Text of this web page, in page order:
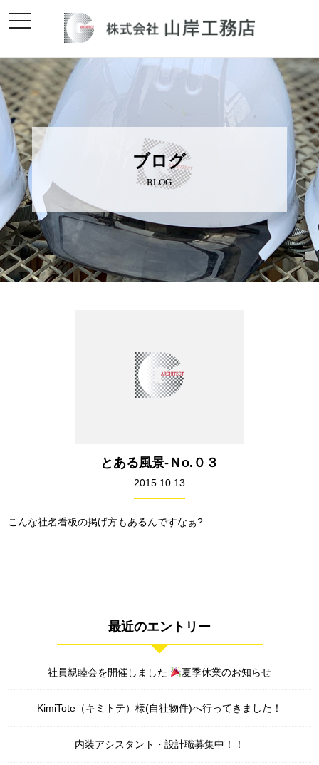
toggle
navigation
ブログ
BLOG
とある風景-Ｎo.０３
2015.10.13
こんな社名看板の掲げ方もあるんですなぁ? ......
最近のエントリー
社員親睦会を開催しました 夏季休業のお知らせ
KimiTote（キミトテ）様(自社物件)へ行ってきました！
内装アシスタント・設計職募集中！！